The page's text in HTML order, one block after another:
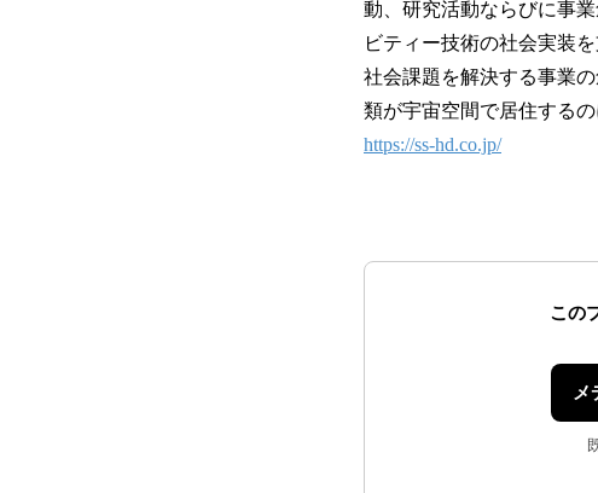
動、研究活動ならびに事
ビティー技術の社会実装を
社会課題を解決する事業
類が宇宙空間で居住する
https://ss-hd.co.jp/
この
メ